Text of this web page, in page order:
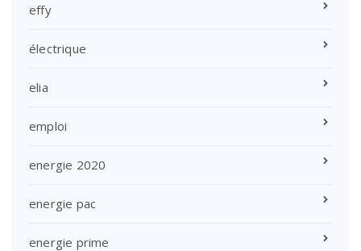
effy
électrique
elia
emploi
energie 2020
energie pac
energie prime